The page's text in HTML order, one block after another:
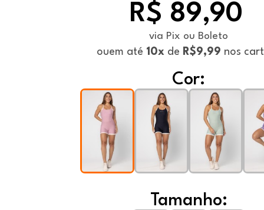
R$ 89,90
via Pix ou Boleto
ouem até 10xde R$9,99 nos
Cor:
Tamanho: